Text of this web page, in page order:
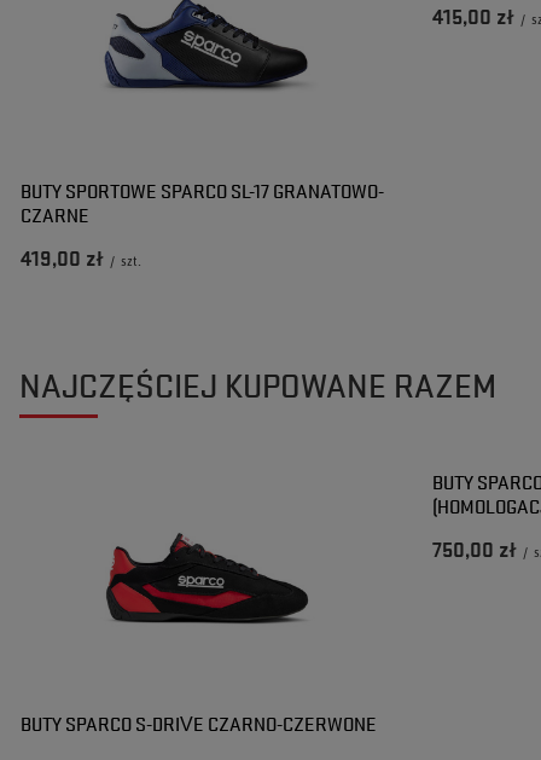
BUTY SPORTOWE SPARCO SL-17 GRANATOWO-
CZARNE
419,00 zł / szt.
415,00 zł /
NAJCZĘŚCIEJ KUPOWANE RAZEM
BUTY SPARCO S-DRIVE CZARNO-CZERWONE
BUTY
750,00 zł /